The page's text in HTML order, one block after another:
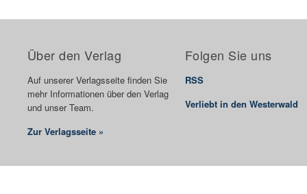
Über den Verlag
Auf unserer Verlagsseite finden Sie
mehr Informationen über den Verlag
und unser Team.
Zur Verlagsseite »
Folgen Sie uns
RSS
Verliebt in den Westerwald